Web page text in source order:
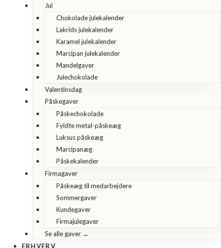
Jul
Chokolade julekalender
Lakrids julekalender
Karamel julekalender
Marcipan julekalender
Mandelgaver
Julechokolade
Valentinsdag
Påskegaver
Påskechokolade
Fyldte metal-påskeæg
Luksus påskeæg
Marcipanæg
Påskekalender
Firmagaver
Påskeæg til medarbejdere
Sommergaver
Kundegaver
Firmajulegaver
Se alle gaver →
ERHVERV